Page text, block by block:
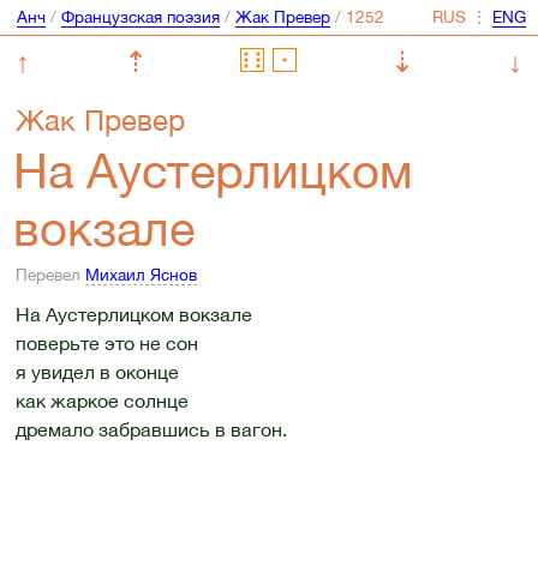
Анч/ Французская поэзия/ Жак Превер/ ⋮
↑ ⇡ ⇣
↓
Жак Превер
На Аустерлицком
вокзале
Перевел Михаил Яснов
На Аустерлицком вокзале
поверьте это не сон
я увидел в оконце
как жаркое солнце
дремало забравшись в вагон.